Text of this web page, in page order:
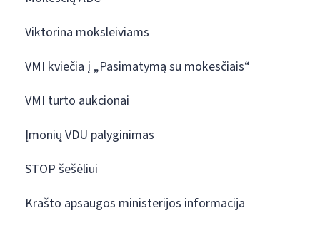
Viktorina moksleiviams
VMI kviečia į „Pasimatymą su mokesčiais“
VMI turto aukcionai
Įmonių VDU palyginimas
STOP šešėliui
Krašto apsaugos ministerijos informacija